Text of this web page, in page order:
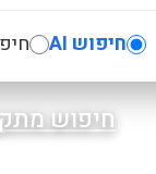
חיפוש AI
חיפוש